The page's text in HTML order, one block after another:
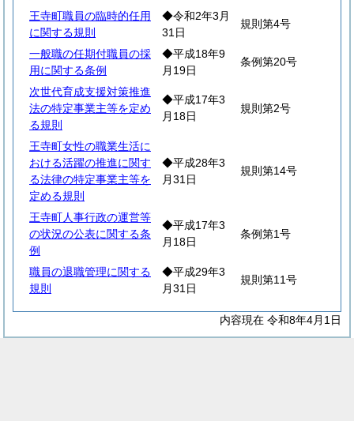
王寺町職員の臨時的任用
に関する規則
◆令和2年3月
31日
規則第4号
一般職の任期付職員の採
用に関する条例
◆平成18年9
月19日
条例第20号
次世代育成支援対策推進
法の特定事業主等を定め
る規則
◆平成17年3
月18日
規則第2号
王寺町女性の職業生活に
おける活躍の推進に関す
る法律の特定事業主等を
定める規則
◆平成28年3
月31日
規則第14号
王寺町人事行政の運営等
の状況の公表に関する条
例
◆平成17年3
月18日
条例第1号
職員の退職管理に関する
規則
◆平成29年3
月31日
規則第11号
内容現在 令和8年4月1日